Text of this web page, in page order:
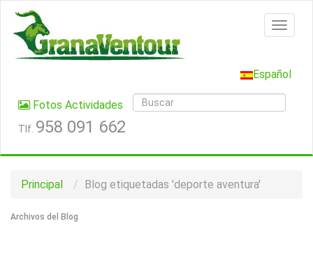
Español
Fotos Actividades
Tlf. 958 091 662
Principal Blog etiquetadas 'deporte aventura'
Archivos del Blog